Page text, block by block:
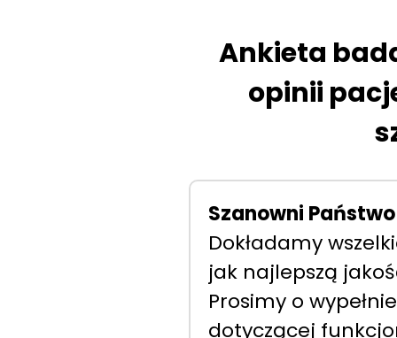
Ankieta
opinii
Szanowni
Dokładamy
jak najlepszą
Prosimy o
dotyczącej